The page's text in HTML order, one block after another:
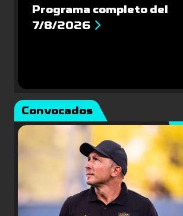
Programa completo del
7/8/2026
Convocados